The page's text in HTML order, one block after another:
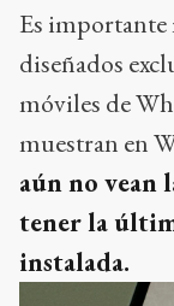
Es importante
diseñados
móviles de
muestran en
aún no vean
tener la
instalada.